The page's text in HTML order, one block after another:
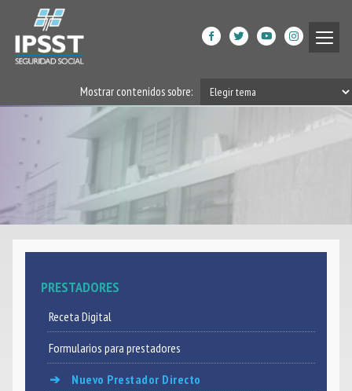
Institucional
Acción Social
DPGRM Centro de Calidad
Noticias
Mostrar contenidos sobre:
PRESTADORES
Receta Digital
Formularios para prestadores
Nuevo Prestador Directo